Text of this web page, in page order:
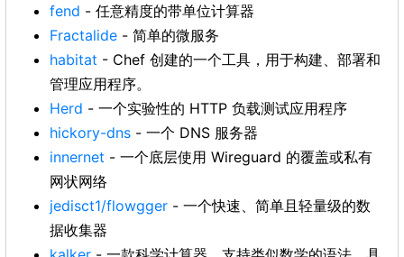
fend - 任意精度的带单位计算器
Fractalide - 简单的微服务
habitat - Chef 创建的一个工具，用于构建、部署和
管理应用程序。
Herd - 一个实验性的 HTTP 负载测试应用程序
hickory-dns - 一个 DNS 服务器
innernet - 一个底层使用 Wireguard 的覆盖或私有
网状网络
jedisct1/flowgger - 一个快速、简单且轻量级的数
据收集器